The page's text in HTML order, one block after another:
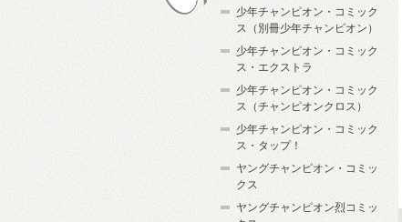
少年チャンピオン・コミック
ス（別冊少年チャンピオン）
少年チャンピオン・コミック
ス・エクストラ
少年チャンピオン・コミック
ス（チャンピオンクロス）
少年チャンピオン・コミック
ス・タップ！
ヤングチャンピオン・コミッ
クス
ヤングチャンピオン烈コミッ